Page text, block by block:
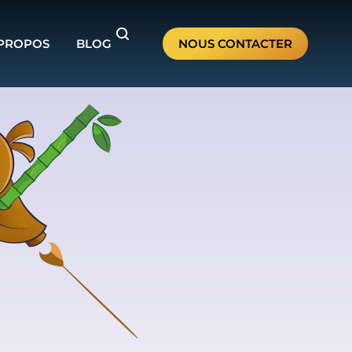
BLOG NOUS CONTACTER